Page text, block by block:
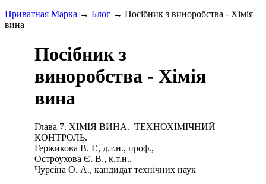
Приватная Марка → Блог → Посібник з виноробства - Хімія
вина
Посібник з
виноробства - Хімія
вина
Глава 7. ХІМІЯ ВИНА. ТЕХНОХІМІЧНИЙ
КОНТРОЛЬ.
Гержикова В. Г., д.т.н., проф.,
Остроухова Є. В., к.т.н.,
Чурсіна О. А., кандидат технічних наук